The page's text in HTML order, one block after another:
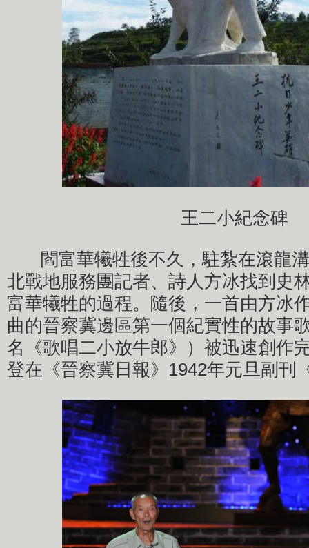
王二小紀念碑
閻富華犧牲後不久，駐紮在滾龍溝
北戰地服務團記者、詩人方冰找到史
富華犧牲的過程。隨後，一首由方冰
曲的晉察冀邊區第一個紀實性的故事
名《歌唱二小放牛郎》）被迅速創作
登在《晉察冀日報》1942年元旦副刊